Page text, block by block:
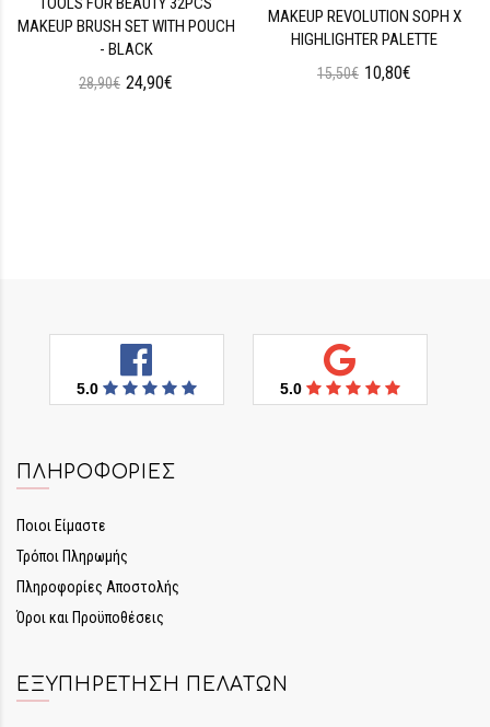
MAKEUP BRUSH SET WITH POUCH
- BLACK
28,90€ 24,90€
MAKEUP REVOLUTION SOPH X
HIGHLIGHTER PALETTE
15,50€ 10,80€
5.0 5.0
ΠΛΗΡΟΦΟΡΊΕΣ
Ποιοι Είμαστε
Τρόποι Πληρωμής
Πληροφορίες Αποστολής
Όροι και Προϋποθέσεις
ΕΞΥΠΗΡΈΤΗΣΗ ΠΕΛΑΤΏΝ